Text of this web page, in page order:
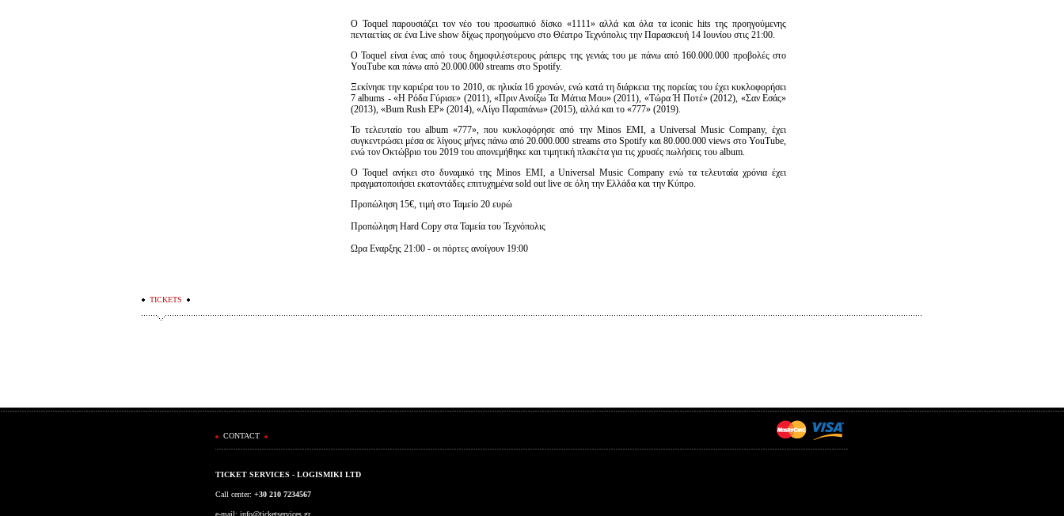
Ο Toquel παρουσιάζει τον νέο του προσωπικό δίσκο «1111» αλλά και όλα τα iconic hits της προηγούμενης
πενταετίας σε ένα Live show δίχως προηγούμενο στο Θέατρο Τεχνόπολις την Παρασκευή 14 Ιουνίου στις 21:00.
Ο Toquel είναι ένας από τους δημοφιλέστερους ράπερς της γενιάς του με πάνω από 160.000.000 προβολές στο
YouTube και πάνω από 20.000.000 streams στο Spotify.
Ξεκίνησε την καριέρα του το 2010, σε ηλικία 16 χρονών, ενώ κατά τη διάρκεια της πορείας του έχει κυκλοφορήσει
7 albums - «Η Ρόδα Γύρισε» (2011), «Πριν Ανοίξω Τα Μάτια Μου» (2011), «Τώρα Ή Ποτέ» (2012), «Σαν Εσάς»
(2013), «Bum Rush EP» (2014), «Λίγο Παραπάνω» (2015), αλλά και το «777» (2019).
Το τελευταίο του album «777», που κυκλοφόρησε από την Minos EMI, a Universal Music Company, έχει
συγκεντρώσει μέσα σε λίγους μήνες πάνω από 20.000.000 streams στο Spotify και 80.000.000 views στο YouTube,
ενώ τον Οκτώβριο του 2019 του απονεμήθηκε και τιμητική πλακέτα για τις χρυσές πωλήσεις του album.
Ο Toquel ανήκει στο δυναμικό της Minos EMI, a Universal Music Company ενώ τα τελευταία χρόνια έχει
πραγματοποιήσει εκατοντάδες επιτυχημένα sold out live σε όλη την Ελλάδα και την Κύπρο.
Προπώληση 15€, τιμή στο Ταμείο 20 ευρώ
Προπώληση Hard Copy στα Ταμεία του Τεχνόπολις
Ωρα Εναρξης 21:00 - οι πόρτες ανοίγουν 19:00
TICKETS
CONTACT
TICKET SERVICES - LOGISMIKI LTD
Call center: +30 210 7234567
e-mail: info@ticketservices.gr